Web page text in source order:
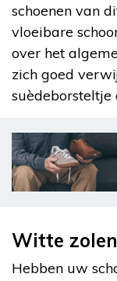
schoenen van
vloeibare
over het
zich goed
suèdeborsteltje
Witte
Hebben uw